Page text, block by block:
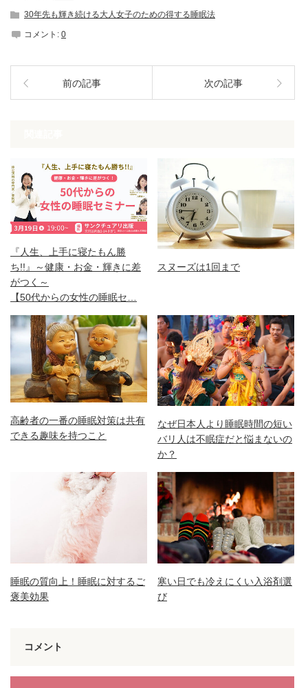
30年先も輝き続ける大人女子のための得する睡眠法
コメント: 0
前の記事 次の記事
『人生、上手に寝たもん勝
ち!!』～健康・お金・輝きに差
がつく～
【50代からの女性の睡眠セ…
スヌーズは1回まで
高齢者の一番の睡眠対策は共有
できる趣味を持つこと
なぜ日本人より睡眠時間の短い
バリ人は不眠症だと悩まないの
か？
睡眠の質向上！睡眠に対するご
褒美効果
寒い日でも冷えにくい入浴剤選
び
コメント